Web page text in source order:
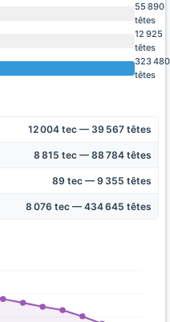
55 890
têtes
12 925
têtes
323 480
têtes
12 004 tec — 39 567 têtes
8 815 tec — 88 784 têtes
89 tec — 9 355 têtes
8 076 tec — 434 645 têtes